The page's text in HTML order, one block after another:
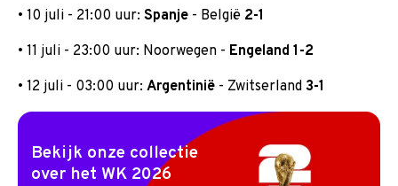
• 10 juli - 21:00 uur: Spanje - België 2-1
• 11 juli - 23:00 uur: Noorwegen - Engeland 1-2
• 12 juli - 03:00 uur: Argentinië - Zwitserland 3-1
Bekijk onze collectie
over het WK 2026